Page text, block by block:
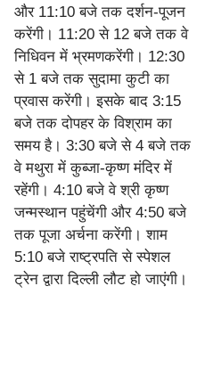
और 11:10 बजे तक दर्शन-पूजन
करेंगी। 11:20 से 12 बजे तक वे
निधिवन में भ्रमणकरेंगी। 12:30
से 1 बजे तक सुदामा कुटी का
प्रवास करेंगी। इसके बाद 3:15
बजे तक दोपहर के विश्राम का
समय है। 3:30 बजे से 4 बजे तक
वे मथुरा में कुब्जा-कृष्ण मंदिर में
रहेंगी। 4:10 बजे वे श्री कृष्ण
जन्मस्थान पहुंचेंगी और 4:50 बजे
तक पूजा अर्चना करेंगी। शाम
5:10 बजे राष्ट्रपति से स्पेशल
ट्रेन द्वारा दिल्ली लौट हो जाएंगी।